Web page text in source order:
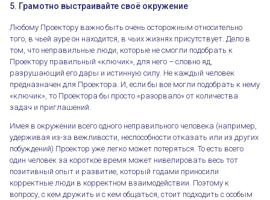
5. Грамотно выстраивайте своё окружение
Любому Проектору важно быть очень осторожным относительно
того, в чьей ауре он находится, в чьих жизнях присутствует. Дело в
том, что неправильные люди, которые не смогли подобрать к
Проектору правильный «ключик», для него – словно яд,
разрушающий его дары и истинную силу. Не каждый человек
предназначен для Проектора. И, если бы все могли подобрать к нему
«ключик», то Проектора бы просто «разорвало» от количества
задач и приглашений.
Имея в окружении всего одного неправильного человека (например,
удерживая из-за вежливости, неспособности отказать или из других
побуждений) Проектор уже легко может потеряться. То есть всего
один человек за короткое время может нивелировать весь тот
позитивный опыт и развитие, который годами приносили
корректные люди в корректном взаимодействии. Поэтому к
вопросу, с кем дружить и с кем общаться, стоит подходить с особым